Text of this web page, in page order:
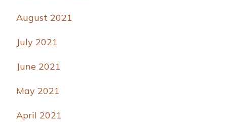
August 2021
July 2021
June 2021
May 2021
April 2021